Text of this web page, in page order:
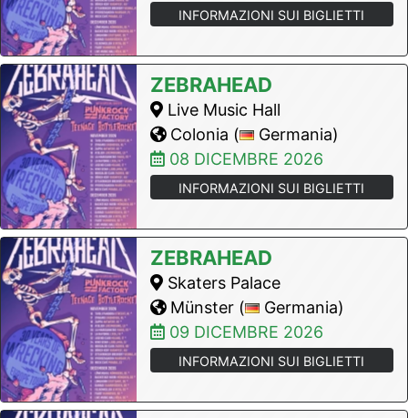
INFORMAZIONI SUI BIGLIETTI
ZEBRAHEAD
Live Music Hall
Colonia (
Germania)
08 DICEMBRE 2026
INFORMAZIONI SUI BIGLIETTI
ZEBRAHEAD
Skaters Palace
Münster (
Germania)
09 DICEMBRE 2026
INFORMAZIONI SUI BIGLIETTI